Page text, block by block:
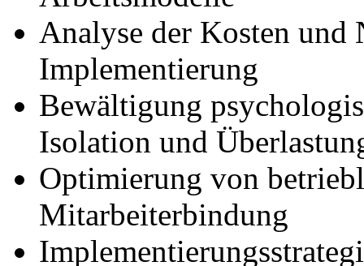
Analyse der Kosten und
Implementierung
Bewältigung
Isolation und
Optimierung von
Mitarbeiterbindung